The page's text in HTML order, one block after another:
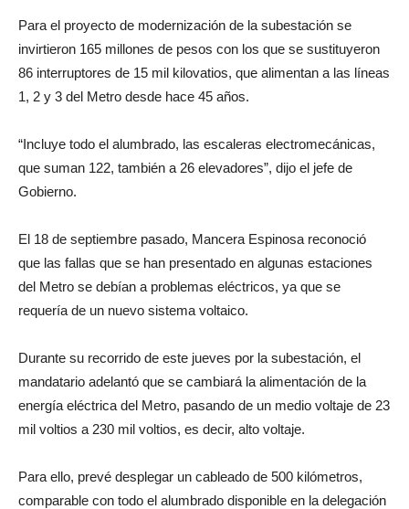
Para el proyecto de modernización de la subestación se
invirtieron 165 millones de pesos con los que se sustituyeron
86 interruptores de 15 mil kilovatios, que alimentan a las líneas
1, 2 y 3 del Metro desde hace 45 años.
“Incluye todo el alumbrado, las escaleras electromecánicas,
que suman 122, también a 26 elevadores”, dijo el jefe de
Gobierno.
El 18 de septiembre pasado, Mancera Espinosa reconoció
que las fallas que se han presentado en algunas estaciones
del Metro se debían a problemas eléctricos, ya que se
requería de un nuevo sistema voltaico.
Durante su recorrido de este jueves por la subestación, el
mandatario adelantó que se cambiará la alimentación de la
energía eléctrica del Metro, pasando de un medio voltaje de 23
mil voltios a 230 mil voltios, es decir, alto voltaje.
Para ello, prevé desplegar un cableado de 500 kilómetros,
comparable con todo el alumbrado disponible en la delegación